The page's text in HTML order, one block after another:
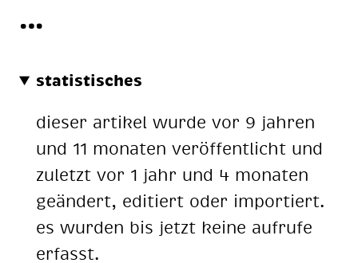
…
statistisches
dieser artikel wurde vor 9 jahren
und 11 monaten veröffentlicht und
zuletzt vor 1 jahr und 4 monaten
geändert, editiert oder importiert.
es wurden bis jetzt keine aufrufe
erfasst.